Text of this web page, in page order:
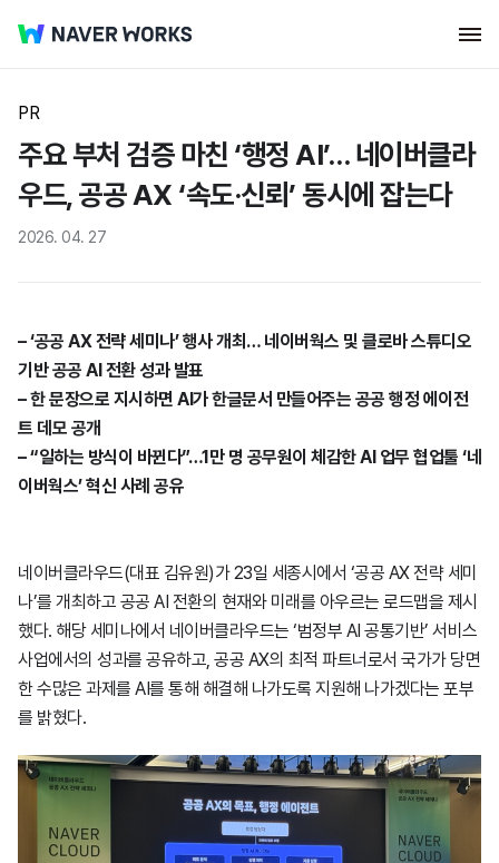
PR
주요 부처 검증 마친 ‘행정 AI’… 네이버클라
우드, 공공 AX ‘속도·신뢰’ 동시에 잡는다
2026. 04. 27
– ‘공공 AX 전략 세미나’ 행사 개최… 네이버웍스 및 클로바 스튜디오
기반 공공 AI 전환 성과 발표
– 한 문장으로 지시하면 AI가 한글문서 만들어주는 공공 행정 에이전
트 데모 공개
– “일하는 방식이 바뀐다”…1만 명 공무원이 체감한 AI 업무 협업툴 ‘네
이버웍스’ 혁신 사례 공유
네이버클라우드(대표 김유원)가 23일 세종시에서 ‘공공 AX 전략 세미
나’를 개최하고 공공 AI 전환의 현재와 미래를 아우르는 로드맵을 제시
했다. 해당 세미나에서 네이버클라우드는 ‘범정부 AI 공통기반’ 서비스
사업에서의 성과를 공유하고, 공공 AX의 최적 파트너로서 국가가 당면
한 수많은 과제를 AI를 통해 해결해 나가도록 지원해 나가겠다는 포부
를 밝혔다.